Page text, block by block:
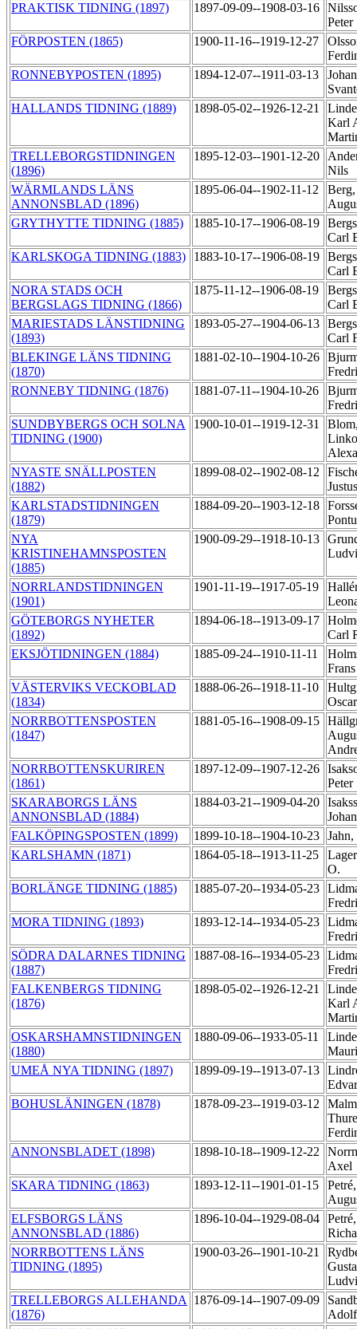
PRAKTISK TIDNING (1897)
1897-09-09--1908-03-16
Peter
FÖRPOSTEN (1865)
1900-11-16--1919-12-27
RONNEBYPOSTEN (1895)
1894-12-07--1911-03-13
HALLANDS TIDNING (1889)
1898-05-02--1926-12-21
Karl
TRELLEBORGSTIDNINGEN
(1896)
1895-12-03--1901-12-20
Nils
WÄRMLANDS LÄNS
ANNONSBLAD (1896)
1895-06-04--1902-11-12
GRYTHYTTE TIDNING (1885)
1885-10-17--1906-08-19
Carl
KARLSKOGA TIDNING (1883)
1883-10-17--1906-08-19
Carl
NORA STADS OCH
BERGSLAGS TIDNING (1866)
1875-11-12--1906-08-19
Carl
MARIESTADS LÄNSTIDNING
(1893)
1893-05-27--1904-06-13
Carl
BLEKINGE LÄNS TIDNING
(1870)
1881-02-10--1904-10-26
RONNEBY TIDNING (1876)
1881-07-11--1904-10-26
SUNDBYBERGS OCH SOLNA
TIDNING (1900)
1900-10-01--1919-12-31
NYASTE SNÄLLPOSTEN
(1882)
1899-08-02--1902-08-12
KARLSTADSTIDNINGEN
(1879)
1884-09-20--1903-12-18
NYA
KRISTINEHAMNSPOSTEN
(1885)
1900-09-29--1918-10-13
NORRLANDSTIDNINGEN
(1901)
1901-11-19--1917-05-19
GÖTEBORGS NYHETER
(1892)
1894-06-18--1913-09-17
Carl
EKSJÖTIDNINGEN (1884)
1885-09-24--1910-11-11
VÄSTERVIKS VECKOBLAD
(1834)
1888-06-26--1918-11-10
NORRBOTTENSPOSTEN
(1847)
1881-05-16--1908-09-15
NORRBOTTENSKURIREN
(1861)
1897-12-09--1907-12-26
Peter
SKARABORGS LÄNS
ANNONSBLAD (1884)
1884-03-21--1909-04-20
FALKÖPINGSPOSTEN (1899)
1899-10-18--1904-10-23
KARLSHAMN (1871)
1864-05-18--1913-11-25
O.
BORLÄNGE TIDNING (1885)
1885-07-20--1934-05-23
MORA TIDNING (1893)
1893-12-14--1934-05-23
SÖDRA DALARNES TIDNING
(1887)
1887-08-16--1934-05-23
FALKENBERGS TIDNING
(1876)
1898-05-02--1926-12-21
Karl
OSKARSHAMNSTIDNINGEN
(1880)
1880-09-06--1933-05-11
UMEÅ NYA TIDNING (1897)
1899-09-19--1913-07-13
BOHUSLÄNINGEN (1878)
1878-09-23--1919-03-12
ANNONSBLADET (1898)
1898-10-18--1909-12-22
Axel
SKARA TIDNING (1863)
1893-12-11--1901-01-15
ELFSBORGS LÄNS
ANNONSBLAD (1886)
1896-10-04--1929-08-04
NORRBOTTENS LÄNS
TIDNING (1895)
1900-03-26--1901-10-21
TRELLEBORGS ALLEHANDA
(1876)
1876-09-14--1907-09-09